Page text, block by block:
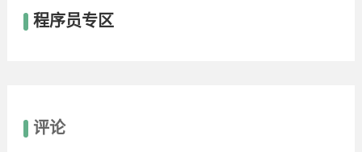
程序员专区
评论